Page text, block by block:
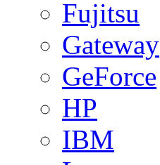
Fujitsu
Gateway
GeForce
HP
IBM